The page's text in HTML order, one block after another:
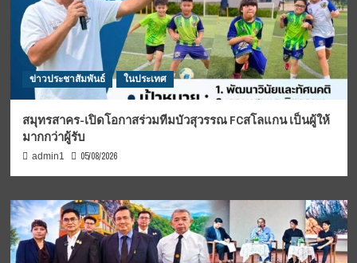
ข่าวประชาสัมพันธ์ ในประเทศ
สมุทรสาคร-เปิดโอกาสร่วมทีมบัวสุวรรณ FCสโลแกน เป็นผู้ให้
มากกว่าผู้รับ
admin1 05/08/2026